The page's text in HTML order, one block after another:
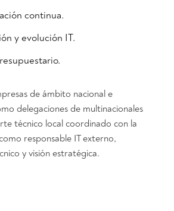
continua.
y evolución IT.
de ámbito nacional e
delegaciones de multinacionales
técnico local coordinado con la
responsable IT externo,
y visión estratégica.